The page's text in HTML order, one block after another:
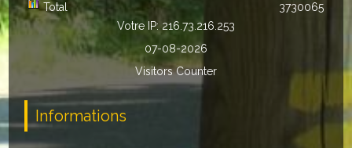
Transports
Commerces
Hotels/Restaurants
Garages
Total
3730065
Votre IP: 216.73.216.253
07-08-2026
Visitors Counter
Informations